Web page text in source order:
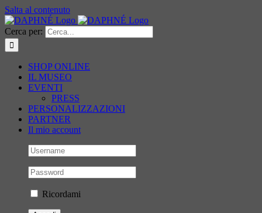
Salta al contenuto
Cerca per:
SHOP ONLINE
IL MUSEO
EVENTI
PRESS
PERSONALIZZAZIONI
PARTNER
Il mio account
Ricordami